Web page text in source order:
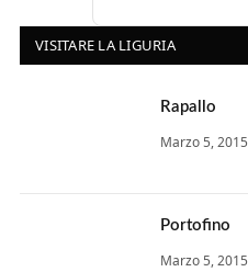
VISITARE LA LIGURIA
Rapallo
Marzo 5, 2015
Portofino
Marzo 5, 2015